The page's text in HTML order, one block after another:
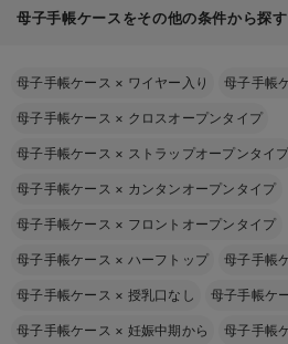
母子手帳ケースをその他の条件から探す
母子手帳ケース × ワイヤー入り 母子手帳
母子手帳ケース × クロスオープンタイプ
母子手帳ケース × ストラップオープンタイプ
母子手帳ケース × カンタンオープンタイプ
母子手帳ケース × フロントオープンタイプ
母子手帳ケース × ハーフトップ 母子手帳
母子手帳ケース × 授乳口なし 母子手帳ケ
母子手帳ケース × 妊娠中期から 母子手帳